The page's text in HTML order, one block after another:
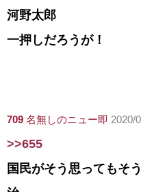
河野太郎
一押しだろうが！
709 名無しのニュー即 2020/
>>655
国民がそう思ってもそ